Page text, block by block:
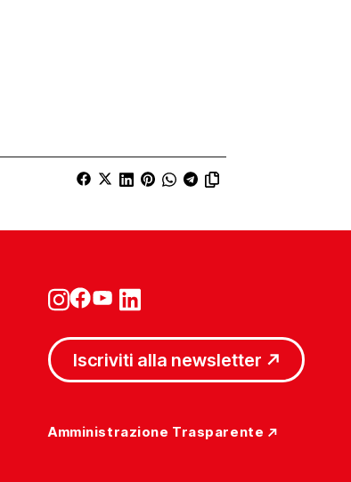
Iscriviti alla newsletter
Amministrazione Trasparente